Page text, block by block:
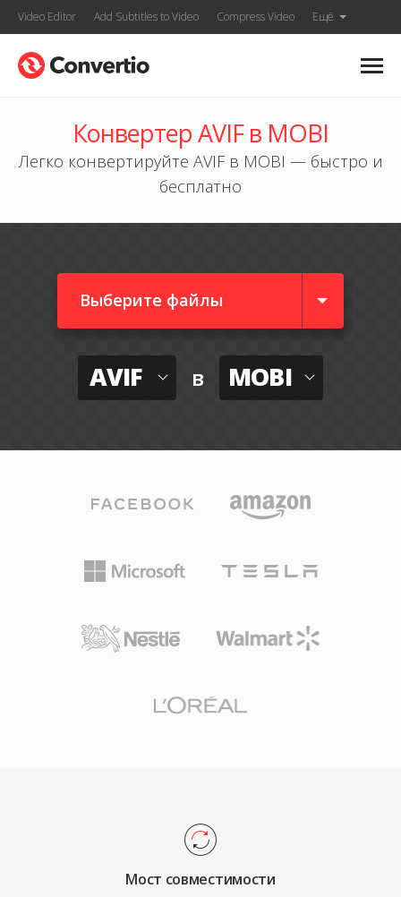
Video Editor Add Subtitles to Video Compress Video Ещё
Конвертер AVIF в MOBI
Легко конвертируйте AVIF в MOBI — быстро и
бесплатно
Выберите файлы
AVIF в MOBI
Мост совместимости